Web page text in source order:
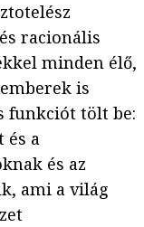
racionális
minden élő,
is
funkciót tölt be:
és a
és az
ami a világ